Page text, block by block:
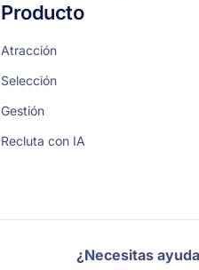
Producto
Atracción
Selección
Gestión
Recluta con IA
¿Necesitas